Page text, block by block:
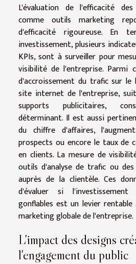
L'évaluation de l'efficacité
comme outils marketing
d'efficacité rigoureuse. En
investissement, plusieurs
KPIs, sont à surveiller pour
visibilité de l'entreprise. Parmi
d'accroissement du trafic sur
site internet de l'entreprise,
supports publicitaires,
déterminant. Il est aussi
du chiffre d'affaires,
prospects ou encore le taux de
en clients. La mesure de
outils d'analyse de trafic ou
auprès de la clientèle. Ces
d'évaluer si
gonflables est un levier
marketing globale de l'entreprise.
L'impact des designs
l'engagement du public